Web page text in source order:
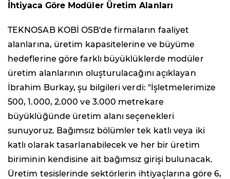
İhtiyaca Göre Modüler Üretim Alanları
TEKNOSAB KOBİ OSB'de firmaların faaliyet
alanlarına, üretim kapasitelerine ve büyüme
hedeflerine göre farklı büyüklüklerde modüler
üretim alanlarının oluşturulacağını açıklayan
İbrahim Burkay, şu bilgileri verdi: "İşletmelerimize
500, 1.000, 2.000 ve 3.000 metrekare
büyüklüğünde üretim alanı seçenekleri
sunuyoruz. Bağımsız bölümler tek katlı veya iki
katlı olarak tasarlanabilecek ve her bir üretim
biriminin kendisine ait bağımsız girişi bulunacak.
Üretim tesislerinde sektörlerin ihtiyaçlarına göre 6,